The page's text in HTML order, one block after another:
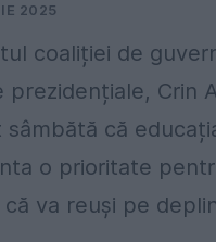
2025
coaliției de
prezidențiale, Crin
sâmbătă că
o prioritate
va reuși pe